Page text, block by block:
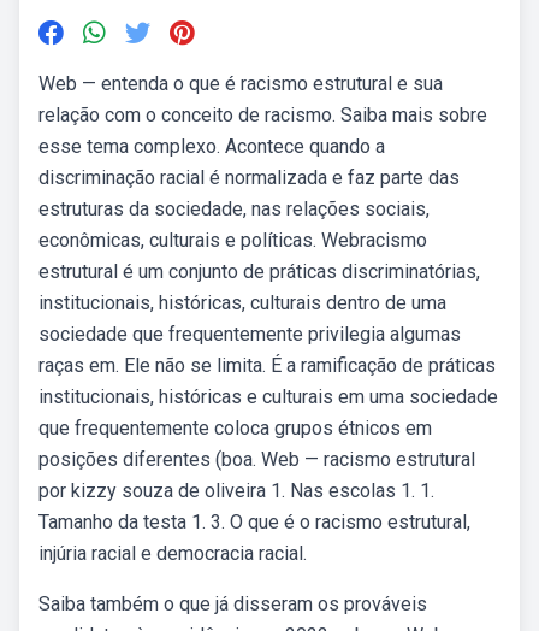
Web — entenda o que é racismo estrutural e sua
relação com o conceito de racismo. Saiba mais sobre
esse tema complexo. Acontece quando a
discriminação racial é normalizada e faz parte das
estruturas da sociedade, nas relações sociais,
econômicas, culturais e políticas. Webracismo
estrutural é um conjunto de práticas discriminatórias,
institucionais, históricas, culturais dentro de uma
sociedade que frequentemente privilegia algumas
raças em. Ele não se limita. É a ramificação de práticas
institucionais, históricas e culturais em uma sociedade
que frequentemente coloca grupos étnicos em
posições diferentes (boa. Web — racismo estrutural
por kizzy souza de oliveira 1. Nas escolas 1. 1.
Tamanho da testa 1. 3. O que é o racismo estrutural,
injúria racial e democracia racial.
Saiba também o que já disseram os prováveis